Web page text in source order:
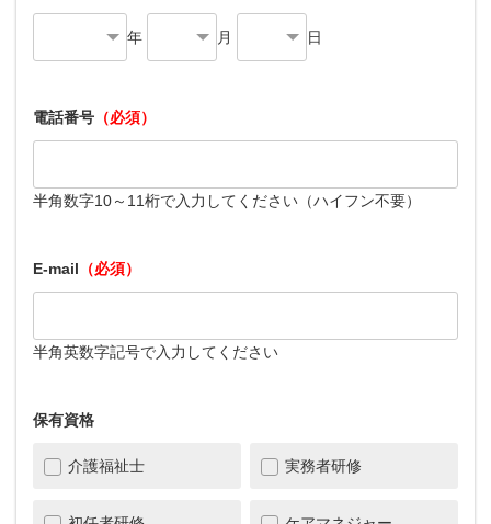
年 月 日
電話番号 （必須）
半角数字10～11桁で入力してください（ハイフン不要）
E-mail （必須）
半角英数字記号で入力してください
保有資格
介護福祉士 実務者研修